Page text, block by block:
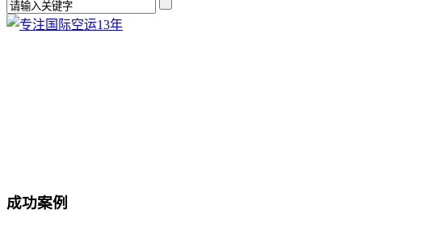
成功案例